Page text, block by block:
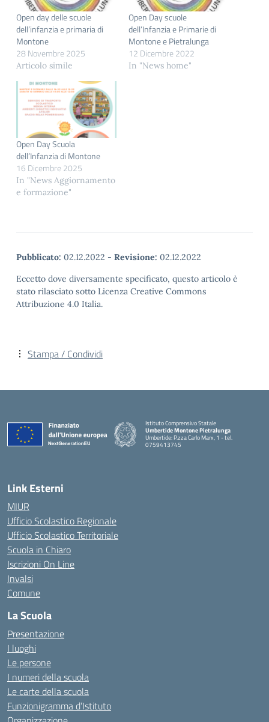
Open day delle scuole
dell’infanzia e primaria di
Montone
28 Novembre 2025
Articolo simile
Open Day scuole
dell’Infanzia e Primarie di
Montone e Pietralunga
12 Dicembre 2022
In "News home"
Open Day Scuola
dell’Infanzia di Montone
16 Dicembre 2025
In "News Aggiornamento
e formazione"
Pubblicato: 02.12.2022 - Revisione: 02.12.2022
Eccetto dove diversamente specificato, questo articolo è
stato rilasciato sotto Licenza Creative Commons
Attribuzione 4.0 Italia.
Stampa / Condividi
Istituto Comprensivo Statale
Umbertide Montone Pietralunga
Umbertide: P.zza Carlo Marx, 1 - tel.
0759413745
Link Esterni
MIUR
Ufficio Scolastico Regionale
Ufficio Scolastico Territoriale
Scuola in Chiaro
Iscrizioni On Line
Invalsi
Comune
La Scuola
Presentazione
I luoghi
Le persone
I numeri della scuola
Le carte della scuola
Funzionigramma d’Istituto